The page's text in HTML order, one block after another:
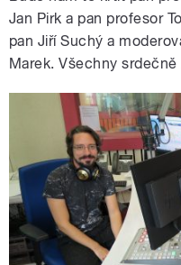
Jan Pirk a pan profesor
pan Jiří Suchý a
Marek. Všechny srdečně